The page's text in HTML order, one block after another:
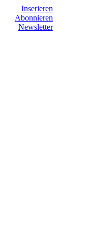
Inserieren
Abonnieren
Newsletter